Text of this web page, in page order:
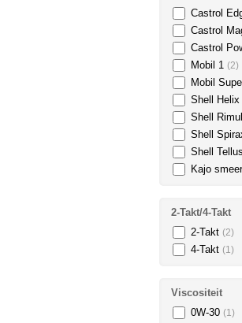
Castrol
Castrol
Castrol
Mobil 1 (2)
Mobil
Shell Helix
Shell
Shell
Shell Tellus
Kajo
2-Takt/4-Takt
2-Takt (2)
4-Takt (1)
Viscositeit
0W-30 (1)